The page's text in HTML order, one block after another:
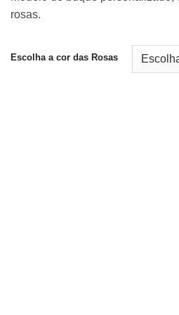
rosas.
Escolha a cor das Rosas